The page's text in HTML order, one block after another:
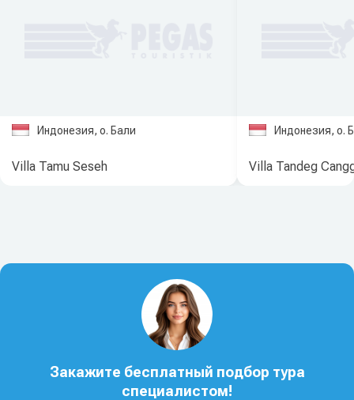
Индонезия, о. Бали
Villa Tamu Seseh
Индонезия, о.
Villa Tandeg
Закажите бесплатный подбор тура
специалистом!